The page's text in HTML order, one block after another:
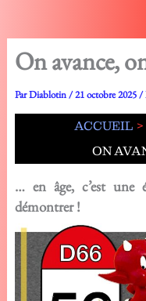
On avance,
ParDiablotin/21 octobre 2025/
ACCUEIL
ON
… en âge, c’est une
démontrer !